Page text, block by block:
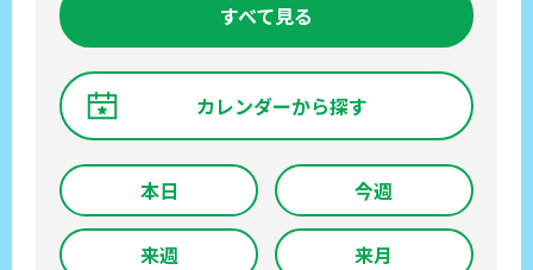
すべて見る
カレンダーから探す
本日 今週
来週 来月